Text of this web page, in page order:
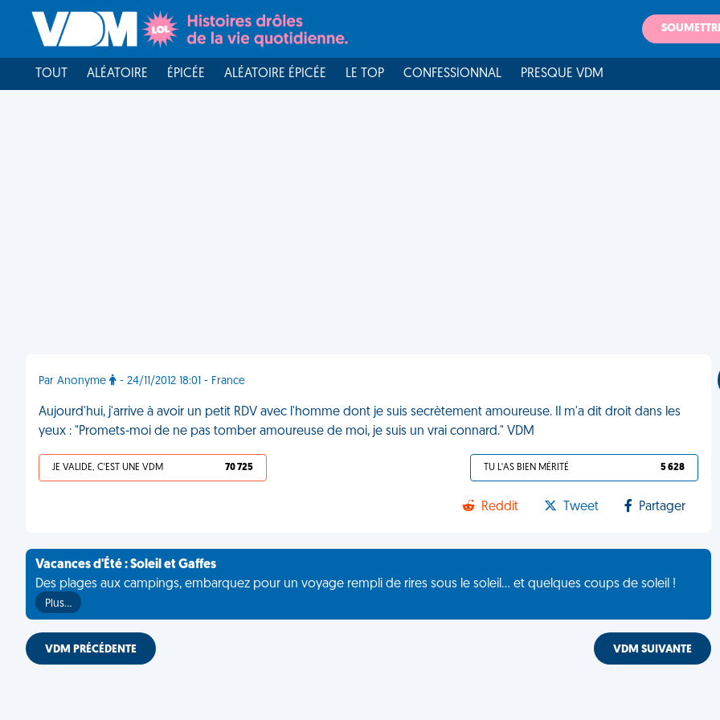
TOUT ALÉATOIRE ÉPICÉE ALÉATOIRE ÉPICÉE LE TOP CONFESSIONNAL PRESQUE VDM
Par Anonyme - 24/11/2012 18:01 - France
Aujourd'hui, j'arrive à avoir un petit RDV avec l'homme dont je suis secrètement amoureuse. Il m'a dit droit dans les
yeux : "Promets-moi de ne pas tomber amoureuse de moi, je suis un vrai connard." VDM
JE VALIDE, C'EST UNE VDM 70 725 TU L'AS BIEN MÉRITÉ 5 628
Reddit Tweet Partager
Vacances d'Été : Soleil et Gaffes
Des plages aux campings, embarquez pour un voyage rempli de rires sous le soleil... et quelques coups de soleil !
Plus…
VDM PRÉCÉDENTE VDM SUIVANTE